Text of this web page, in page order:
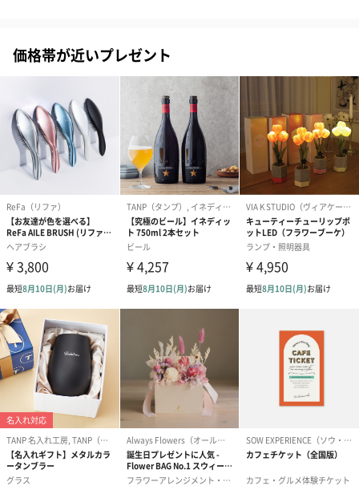
紙袋
お渡し用の紙袋です。
商品に合わせたサイズをお届けします。
あり（280円）
メッセージカード（通常・写真・グリーティング）
誕生日や結婚祝い・出産祝いなど、様々なシーンのメッセージカ
ードを同梱します。
メッセージカードや封筒のデザインは一部変更する場合がありま
す。
価格帯が近いプレゼント